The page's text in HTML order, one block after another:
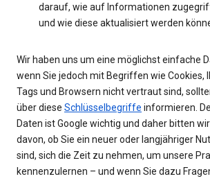
darauf, wie auf Informationen
und wie diese aktualisiert werden
Wir haben uns um eine möglichst einfache
wenn Sie jedoch mit Begriffen wie Cookies,
Tags und Browsern nicht vertraut sind,
über diese Schlüsselbegriffe informieren.
Daten ist Google wichtig und daher bitten
davon, ob Sie ein neuer oder langjähriger
sind, sich die Zeit zu nehmen, um unsere
kennenzulernen – und wenn Sie dazu